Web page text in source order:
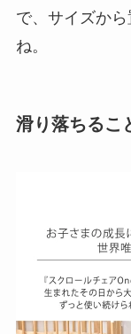
で、サイズか
ね。
滑り落ちるこ